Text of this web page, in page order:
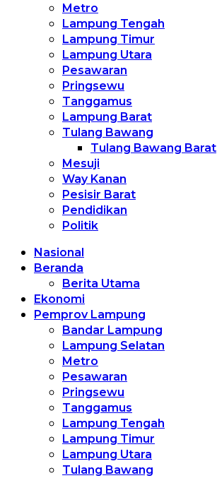
Metro
Lampung Tengah
Lampung Timur
Lampung Utara
Pesawaran
Pringsewu
Tanggamus
Lampung Barat
Tulang Bawang
Tulang Bawang Barat
Mesuji
Way Kanan
Pesisir Barat
Pendidikan
Politik
Nasional
Beranda
Berita Utama
Ekonomi
Pemprov Lampung
Bandar Lampung
Lampung Selatan
Metro
Pesawaran
Pringsewu
Tanggamus
Lampung Tengah
Lampung Timur
Lampung Utara
Tulang Bawang